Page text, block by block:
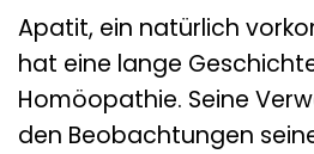
Apatit, ein natürlich
hat eine lange
Homöopathie. Seine
den Beobachtungen